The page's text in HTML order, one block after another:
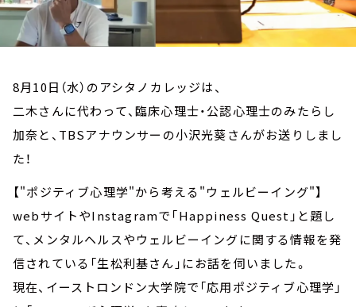
8月10日（水）のアシタノカレッジは、
二木さんに代わって、臨床心理士・公認心理士のみたらし
加奈と、TBSアナウンサーの小沢光葵さんがお送りしまし
た！
【"ポジティブ心理学"から考える"ウェルビーイング"】
webサイトやInstagramで「Happiness Quest」と題し
て、メンタルヘルスやウェルビーイングに関する情報を発
信されている「生松利基さん」にお話を伺いました。
現在、イーストロンドン大学院で「応用ポジティブ心理学」